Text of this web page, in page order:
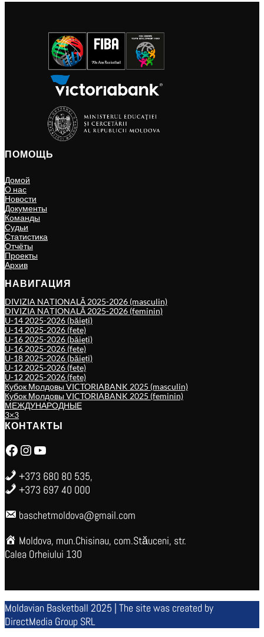
ПОМОЩЬ
Домой
О нас
Новости
Документы
Команды
Судьи
Статистика
Отчёты
Проекты
Архив
НАВИГАЦИЯ
DIVIZIA NAȚIONALĂ 2025-2026 (masculin)
DIVIZIA NAȚIONALĂ 2025-2026 (feminin)
U-14 2025-2026 (băieți)
U-14 2025-2026 (fete)
U-16 2025-2026 (băieți)
U-16 2025-2026 (fete)
U-18 2025-2026 (băieți)
U-12 2025-2026 (fete)
U-12 2025-2026 (fete)
Кубок Молдовы VICTORIABANK 2025 (masculin)
Кубок Молдовы VICTORIABANK 2025 (feminin)
МЕЖДУНАРОДНЫЕ
3×3
КОНТАКТЫ
Facebook Instagram YouTube
+373 680 80 535,
+373 697 40 000
baschetmoldova@gmail.com
Moldova, mun.Chisinau, com.Stăuceni, str.
Calea Orheiului 130
Moldavian Basketball 2025 | The site was created by
DirectMedia Group SRL